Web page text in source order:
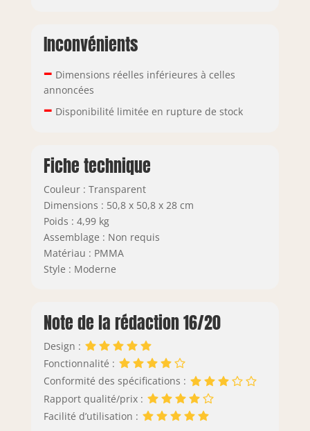
Inconvénients
– Dimensions réelles inférieures à celles
annoncées
– Disponibilité limitée en rupture de stock
Fiche technique
Couleur : Transparent
Dimensions : 50,8 x 50,8 x 28 cm
Poids : 4,99 kg
Assemblage : Non requis
Matériau : PMMA
Style : Moderne
Note de la rédaction 16/20
Design :
Fonctionnalité :
Conformité des spécifications :
Rapport qualité/prix :
Facilité d’utilisation :